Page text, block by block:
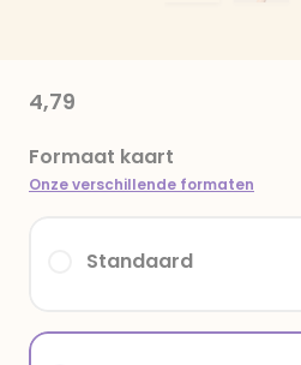
4,79
Formaat kaart
Onze verschillende formaten
Standaard